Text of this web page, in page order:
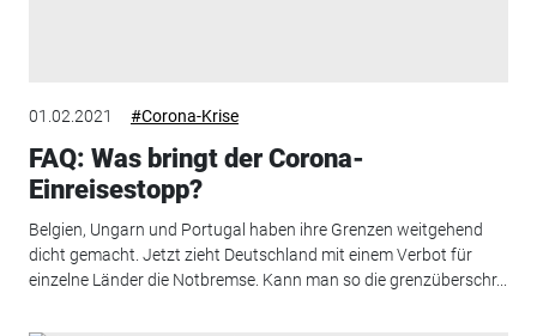
01.02.2021 #Corona-Krise
FAQ: Was bringt der Corona-
Einreisestopp?
Belgien, Ungarn und Portugal haben ihre Grenzen weitgehend
dicht gemacht. Jetzt zieht Deutschland mit einem Verbot für
einzelne Länder die Notbremse. Kann man so die grenzüberschr...